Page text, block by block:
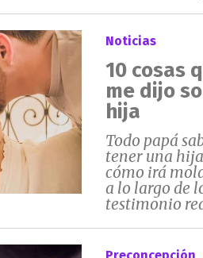
Noticias
10 cosas
me dijo
hija
Todo papá
tener una
cómo irá
a lo largo de
testimonio
Preconcepción